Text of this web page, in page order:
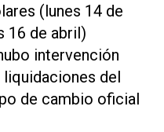
(lunes 14 de
16 de abril)
intervención
del
de cambio oficial